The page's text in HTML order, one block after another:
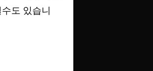
도 있습니